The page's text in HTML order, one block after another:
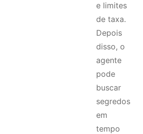
e limites
de taxa.
Depois
disso, o
agente
pode
buscar
segredos
em
tempo